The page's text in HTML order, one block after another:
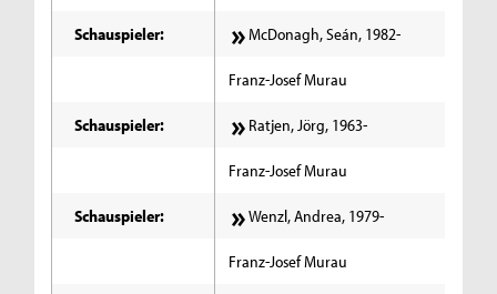
Schauspieler: McDonagh, Seán, 1982-
Franz-Josef Murau
Schauspieler: Ratjen, Jörg, 1963-
Franz-Josef Murau
Schauspieler: Wenzl, Andrea, 1979-
Franz-Josef Murau